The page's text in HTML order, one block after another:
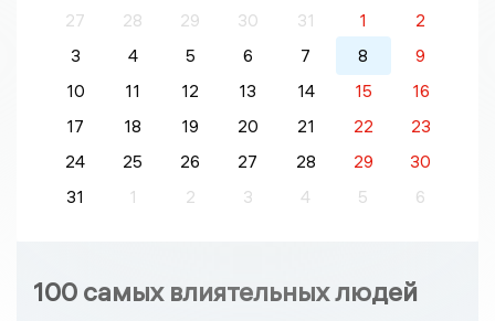
27
28 29 30 31 1
2
3
4 5 6 7 8
9
10
11 12 13 14 15
16
17
18 19 20 21 22
23
24
25 26 27 28 29
30
31
1 2 3 4 5 6
100 самых влиятельных людей